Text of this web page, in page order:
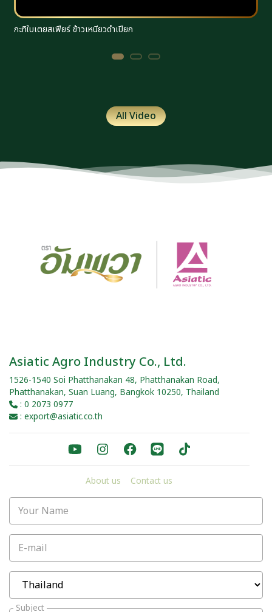
กะทิใบเตยสเฟียร์ ข้าวเหนียวดำเปียก
All Video
Asiatic Agro Industry Co., Ltd.
1526-1540 Soi Phatthanakan 48, Phatthanakan Road,
Phatthanakan, Suan Luang, Bangkok 10250, Thailand
: 0 2073 0977
: export@asiatic.co.th
About us Contact us
Your Name
E-mail
Subject